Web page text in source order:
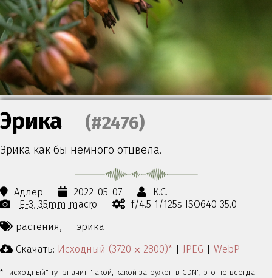
Эрика (#2476)
Эрика как бы немного отцвела.
Адлер 2022-05-07
К.С.
E-3 35mm macro
f/4.5 1/125s ISO640 35.0
растения,
эрика
Скачать: Исходный (3720 ⨉ 2800)* | JPEG | WebP
* "исходный" тут значит "такой, какой загружен в CDN", это не всегда